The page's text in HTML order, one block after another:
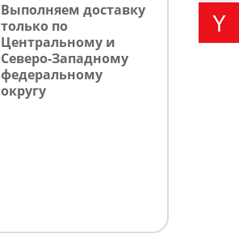
Выполняем доставку
только по
Центральному и
Северо-Западному
федеральному
округу